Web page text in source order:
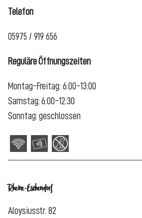
Telefon
05975 / 919 656
Reguläre Öffnungszeiten
Montag-Freitag: 6:00-13:00
Samstag: 6:00-12:30
Sonntag: geschlossen
Rheine-Eschendorf
Aloysiusstr. 82